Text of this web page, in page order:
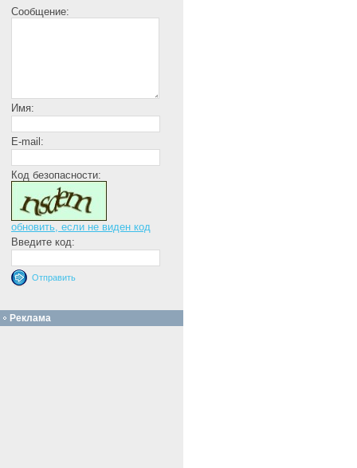
Сообщение:
Имя:
E-mail:
Код безопасности:
обновить, если не виден код
Введите код:
Реклама